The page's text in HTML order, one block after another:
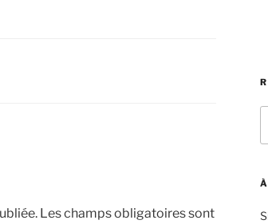
Les champs obligatoires sont
: